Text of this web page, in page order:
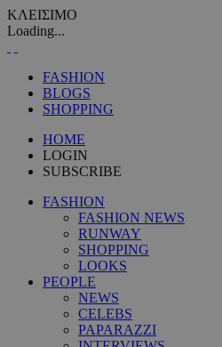
ΚΛΕΙΣΙΜΟ
Loading...
FASHION
BLOGS
SHOPPING
HOME
LOGIN
SUBSCRIBE
FASHION
FASHION NEWS
RUNWAY
SHOPPING
LOOKS
PEOPLE
NEWS
CELEBS
PAPARAZZI